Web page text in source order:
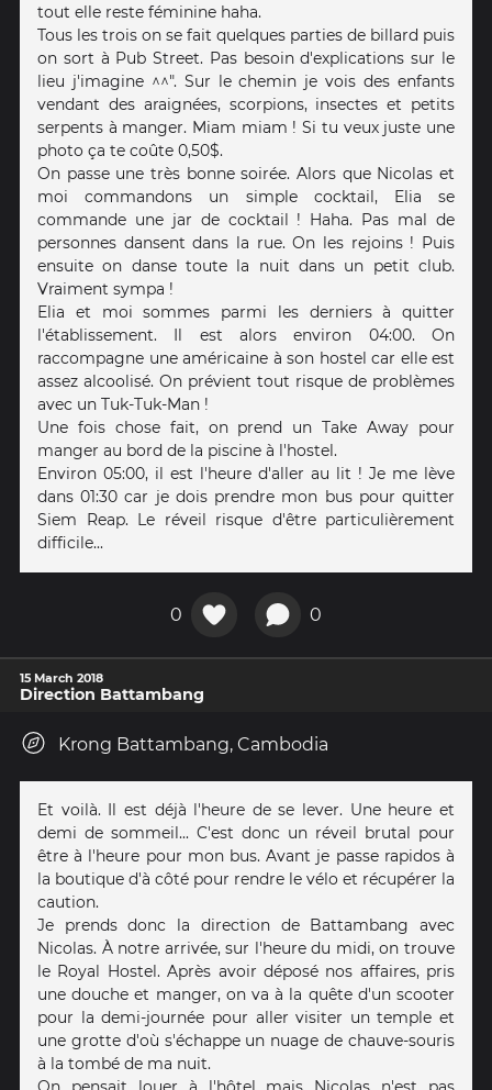
tout elle reste féminine haha.
Tous les trois on se fait quelques parties de billard puis
on sort à Pub Street. Pas besoin d'explications sur le
lieu j'imagine ^^". Sur le chemin je vois des enfants
vendant des araignées, scorpions, insectes et petits
serpents à manger. Miam miam ! Si tu veux juste une
photo ça te coûte 0,50$.
On passe une très bonne soirée. Alors que Nicolas et
moi commandons un simple cocktail, Elia se
commande une jar de cocktail ! Haha. Pas mal de
personnes dansent dans la rue. On les rejoins ! Puis
ensuite on danse toute la nuit dans un petit club.
Vraiment sympa !
Elia et moi sommes parmi les derniers à quitter
l'établissement. Il est alors environ 04:00. On
raccompagne une américaine à son hostel car elle est
assez alcoolisé. On prévient tout risque de problèmes
avec un Tuk-Tuk-Man !
Une fois chose fait, on prend un Take Away pour
manger au bord de la piscine à l'hostel.
Environ 05:00, il est l'heure d'aller au lit ! Je me lève
dans 01:30 car je dois prendre mon bus pour quitter
Siem Reap. Le réveil risque d'être particulièrement
difficile...
0 0
15 March 2018
Direction Battambang
Krong Battambang, Cambodia
Et voilà. Il est déjà l'heure de se lever. Une heure et
demi de sommeil... C'est donc un réveil brutal pour
être à l'heure pour mon bus. Avant je passe rapidos à
la boutique d'à côté pour rendre le vélo et récupérer la
caution.
Je prends donc la direction de Battambang avec
Nicolas. À notre arrivée, sur l'heure du midi, on trouve
le Royal Hostel. Après avoir déposé nos affaires, pris
une douche et manger, on va à la quête d'un scooter
pour la demi-journée pour aller visiter un temple et
une grotte d'où s'échappe un nuage de chauve-souris
à la tombé de ma nuit.